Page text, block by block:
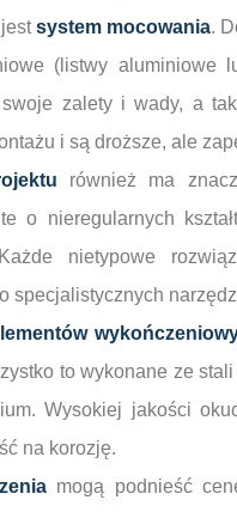
system mocowania.
(listwy aluminiowe
zalety i wady, a
i są droższe, ale
również ma
o nieregularnych
nietypowe
specjalistycznych
to wykonane ze
Wysokiej jakości
na korozję.
mogą podnieść